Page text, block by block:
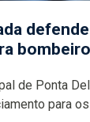
de Ponta
para